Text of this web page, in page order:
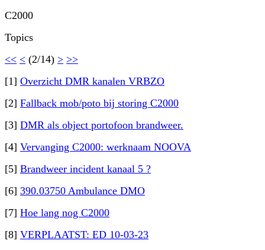
C2000
Topics
<< < (2/14) > >>
[1] Overzicht DMR kanalen VRBZO
[2] Fallback mob/poto bij storing C2000
[3] DMR als object portofoon brandweer.
[4] Vervanging C2000: werknaam NOOVA
[5] Brandweer incident kanaal 5 ?
[6] 390.03750 Ambulance DMO
[7] Hoe lang nog C2000
[8] VERPLAATST: ED 10-03-23